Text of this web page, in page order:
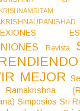
Revista
MEJOR
Simposios Sri